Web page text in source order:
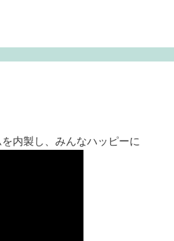
内製し、みんなハッピーに